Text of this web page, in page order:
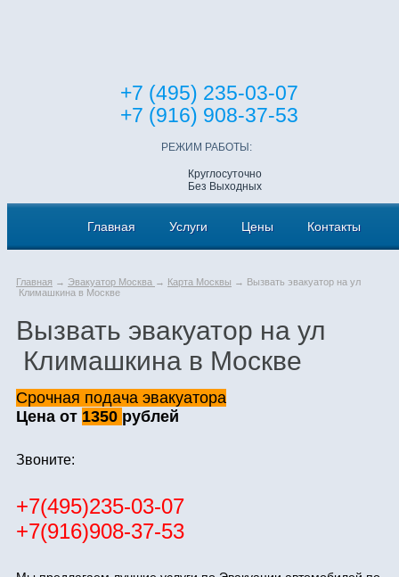
+7 (495) 235-03-07
+7 (916) 908-37-53
РЕЖИМ РАБОТЫ:
Круглосуточно
Без Выходных
Главная Услуги Цены Контакты
Главная → Эвакуатор Москва → Карта Москвы → Вызвать эвакуатор на ул
Климашкина в Москве
Вызвать эвакуатор на ул
Климашкина в Москве
Срочная подача эвакуатора
Цена от 1350 рублей
Звоните:
+7(495)235-03-07
+7(916)908-37-53